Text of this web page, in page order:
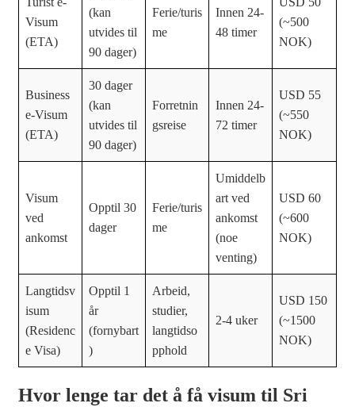
Visum
(ETA)
(kan
utvides til
90 dager)
Ferie/turis
me
Innen 24-
48 timer
(~500
NOK)
Business
e-Visum
(ETA)
30 dager
(kan
utvides til
90 dager)
Forretnin
gsreise
Innen 24-
72 timer
USD 55
(~550
NOK)
Visum
ved
ankomst
Opptil 30
dager
Ferie/turis
me
Umiddelb
art ved
ankomst
(noe
venting)
USD 60
(~600
NOK)
Langtidsv
isum
(Residenc
e Visa)
Opptil 1
år
(fornybart
)
Arbeid,
studier,
langtidso
pphold
2-4 uker
USD 150
(~1500
NOK)
Hvor lenge tar det å få visum til Sri